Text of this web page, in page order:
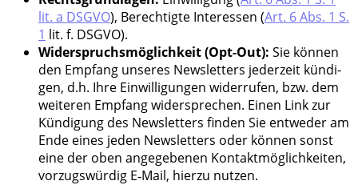
lit. a DSGVO), Berech­tig­te Inter­es­sen (Art. 6 Abs. 1 S.
1 lit. f. DSGVO).
Wider­spruchs­mög­lich­keit (Opt-Out): Sie kön­nen
den Emp­fang unse­res News­let­ters jeder­zeit kün­di­
gen, d.h. Ihre Ein­wil­li­gun­gen wider­ru­fen, bzw. dem
wei­te­ren Emp­fang wider­spre­chen. Einen Link zur
Kün­di­gung des News­let­ters fin­den Sie ent­we­der am
Ende eines jeden News­let­ters oder kön­nen sonst
eine der oben ange­ge­be­nen Kon­takt­mög­lich­kei­ten,
vor­zugs­wür­dig E‑Mail, hier­zu nutzen.